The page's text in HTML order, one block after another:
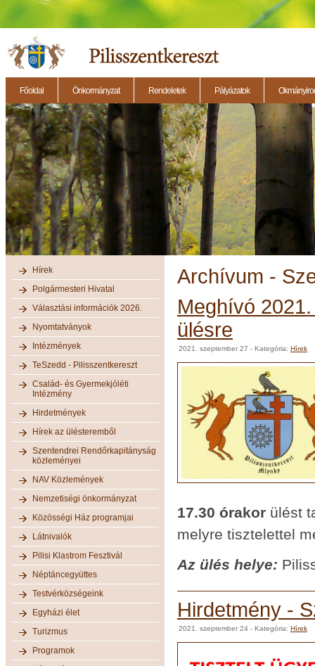
Főoldal Önkormányzat Rendeletek Pályázatok
2014.11.27. - Testületi ülés 2014.12.28. - Testületi ülés 2014.11.13. - Testületi
Hírek
Polgármesteri Hivatal
Választási információk 2026.
Nyomtatványok
Intézmények
TeSzedd - Pilisszentkereszt
Család- és Gyermekjóléti
Intézmény
Hirdetmények
Hírek az ülésteremből
Szentendrei Rendőrkapitányság
közleményei
NAV Közlemények
Nemzetiségi önkormányzat
Közösségi Ház programjai
Látnivalók
Pilisi Klastrom Fesztivál
Néptáncegyüttes
Testvérközségeink
Egyházi élet
Turizmus
Programok
Archívum -
Meghívó
ülésre
2021. szeptember 27 - Kategória: Hírek
17.30 órakor ülést
melyre tisztelettel
Az ülés helye:
Hirdetmény -
2021. szeptember 24 - Kategória: Hírek